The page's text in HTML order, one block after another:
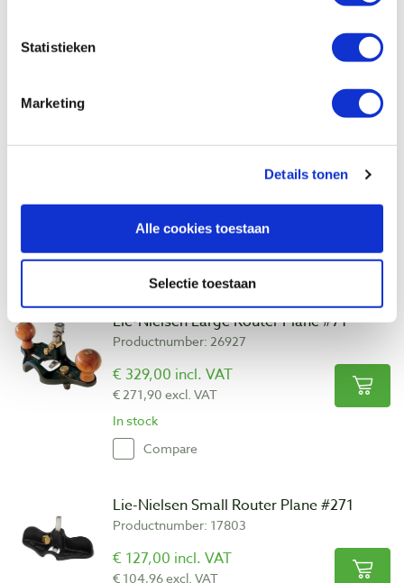
Statistieken
Marketing
Details tonen
Alle cookies toestaan
Selectie toestaan
Lie-Nielsen Large Router Plane #71
€ 271,90 excl. VAT
In stock
Compare
Lie-Nielsen Large Router Plane #71
Productnumber: 26927
€ 329,00 incl. VAT
€ 271,90 excl. VAT
In stock
Compare
Lie-Nielsen Small Router Plane #271
Productnumber: 17803
€ 127,00 incl. VAT
€ 104,96 excl. VAT